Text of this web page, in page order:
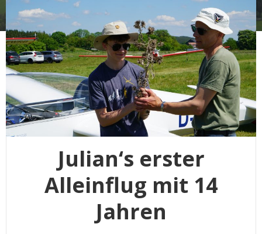
Julian‘s erster
Alleinflug mit 14
Jahren